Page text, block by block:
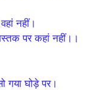
नहीं।
पर कहां नहीं।।
गया घोड़े पर।